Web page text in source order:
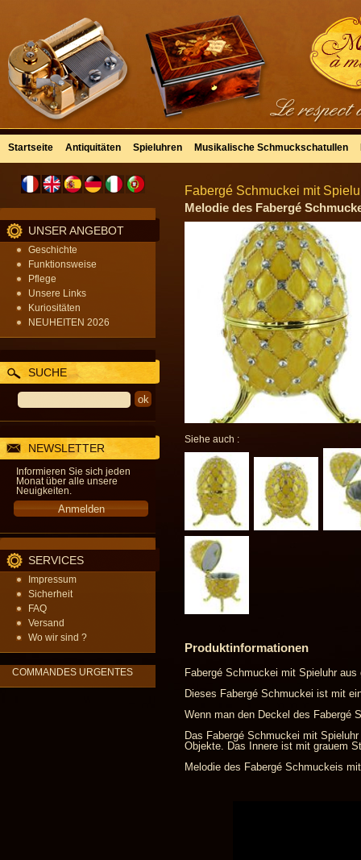
Startseite Antiquitäten Spieluhren Musikalische Schmuckschatullen
UNSER ANGEBOT
Geschichte
Funktionsweise
Pflege
Unsere Links
Kuriositäten
NEUHEITEN 2026
SUCHE
NEWSLETTER
Informieren Sie sich jeden
Monat über alle unsere
Neuigkeiten.
SERVICES
Impressum
Sicherheit
FAQ
Versand
Wo wir sind ?
COMMANDES URGENTES
Fabergé Schmuckei mit
Melodie des Fabergé
Siehe auch :
Produktinformationen
Fabergé Schmuckei mit Spieluhr
Dieses Fabergé Schmuckei ist mit
Wenn man den Deckel des Fabergé
Das Fabergé Schmuckei mit
Objekte. Das Innere ist mit grauem
Melodie des Fabergé Schmuckeis